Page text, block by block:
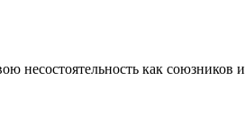
несостоятельность как союзников и